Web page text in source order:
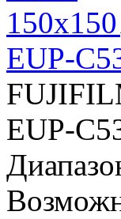
EUP-
EUP-